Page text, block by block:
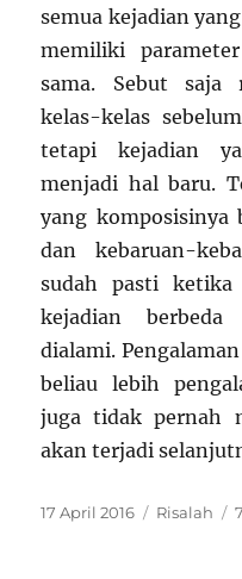
semua kejadian
memiliki
sama. Sebut saja
kelas-kelas
tetapi kejadian
menjadi hal baru.
yang komposisinya
dan kebaruan-
sudah pasti ketika
kejadian
dialami.
beliau lebih
juga tidak pernah
akan terjadi
Posted
17 April 2016 Categories
Risalah